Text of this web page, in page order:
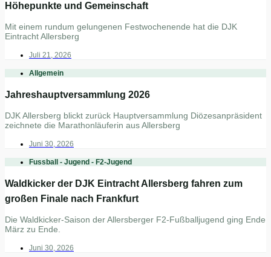
Höhepunkte und Gemeinschaft
Mit einem rundum gelungenen Festwochenende hat die DJK
Eintracht Allersberg
Juli 21, 2026
Allgemein
Jahreshauptversammlung 2026
DJK Allersberg blickt zurück Hauptversammlung Diözesanpräsident
zeichnete die Marathonläuferin aus Allersberg
Juni 30, 2026
Fussball - Jugend - F2-Jugend
Waldkicker der DJK Eintracht Allersberg fahren zum
großen Finale nach Frankfurt
Die Waldkicker-Saison der Allersberger F2-Fußballjugend ging Ende
März zu Ende.
Juni 30, 2026